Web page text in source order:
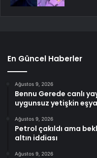
En Güncel Haberler
Ağustos 9, 2026
Bennu Gerede canlı
uygunsuz yetişkin
Ağustos 9, 2026
Petrol çakıldı ama
altın iddiası
Ağustos 9, 2026